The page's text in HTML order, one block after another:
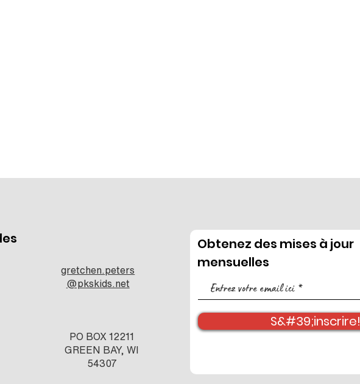
gretchen.peters
@pkskids.net
PO BOX 12211
GREEN BAY, WI
54307
Obtenez des mises à jour
mensuelles
S&#39;inscrire!